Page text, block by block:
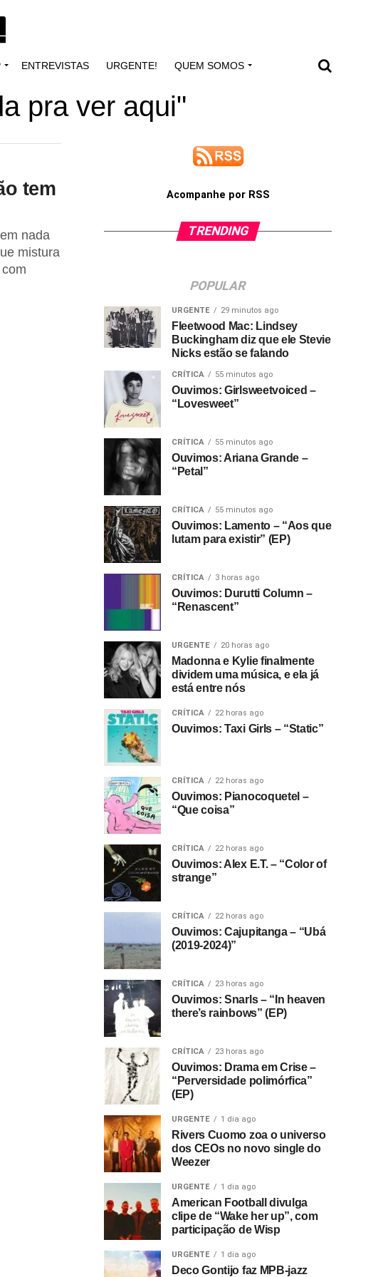
ENTREVISTAS URGENTE! QUEM SOMOS
pra ver aqui"
tem
nada
mistura
Acompanhe por RSS
TRENDING
POPULAR
URGENTE 29 minutos ago
Fleetwood Mac: Lindsey
Buckingham diz que ele Stevie
Nicks estão se falando
CRÍTICA 55 minutos ago
Ouvimos: Girlsweetvoiced –
“Lovesweet”
CRÍTICA 55 minutos ago
Ouvimos: Ariana Grande –
“Petal”
CRÍTICA 55 minutos ago
Ouvimos: Lamento – “Aos que
lutam para existir” (EP)
CRÍTICA 3 horas ago
Ouvimos: Durutti Column –
“Renascent”
URGENTE 20 horas ago
Madonna e Kylie finalmente
dividem uma música, e ela já
está entre nós
CRÍTICA 22 horas ago
Ouvimos: Taxi Girls – “Static”
CRÍTICA 22 horas ago
Ouvimos: Pianocoquetel –
“Que coisa”
CRÍTICA 22 horas ago
Ouvimos: Alex E.T. – “Color of
strange”
CRÍTICA 22 horas ago
Ouvimos: Cajupitanga – “Ubá
(2019-2024)”
CRÍTICA 23 horas ago
Ouvimos: Snarls – “In heaven
there’s rainbows” (EP)
CRÍTICA 23 horas ago
Ouvimos: Drama em Crise –
“Perversidade polimórfica”
(EP)
URGENTE 1 dia ago
Rivers Cuomo zoa o universo
dos CEOs no novo single do
Weezer
URGENTE 1 dia ago
American Football divulga
clipe de “Wake her up”, com
participação de Wisp
URGENTE 1 dia ago
Deco Gontijo faz MPB-jazz